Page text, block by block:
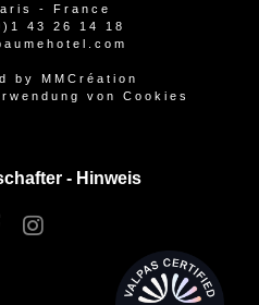
- France
43 26 14 18
by MMCréation
von Cookies
- Hinweis